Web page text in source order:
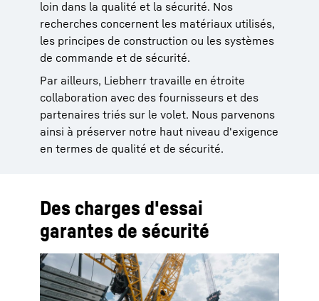
loin dans la qualité et la sécurité. Nos
recherches concernent les matériaux utilisés,
les principes de construction ou les systèmes
de commande et de sécurité.
Par ailleurs, Liebherr travaille en étroite
collaboration avec des fournisseurs et des
partenaires triés sur le volet. Nous parvenons
ainsi à préserver notre haut niveau d'exigence
en termes de qualité et de sécurité.
Des charges d'essai
garantes de sécurité